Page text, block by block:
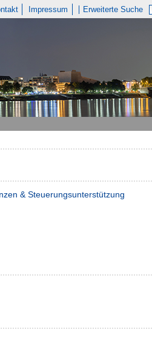
Impressum Erweiterte Suche
& Steuerungsunterstützung